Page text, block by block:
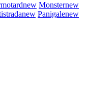
new Monsternew
new Panigalenew